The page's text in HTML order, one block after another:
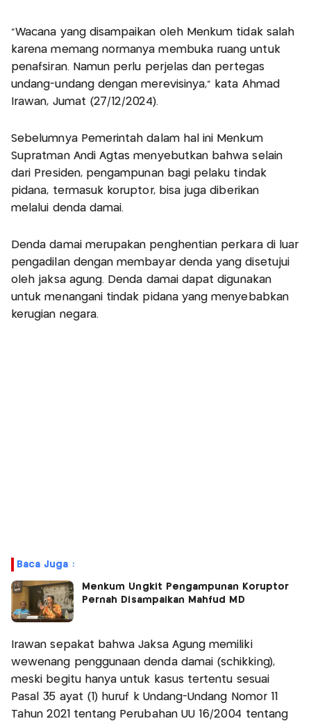
“Wacana yang disampaikan oleh Menkum tidak salah
karena memang normanya membuka ruang untuk
penafsiran. Namun perlu perjelas dan pertegas
undang-undang dengan merevisinya," kata Ahmad
Irawan, Jumat (27/12/2024).
Sebelumnya Pemerintah dalam hal ini Menkum
Supratman Andi Agtas menyebutkan bahwa selain
dari Presiden, pengampunan bagi pelaku tindak
pidana, termasuk koruptor, bisa juga diberikan
melalui denda damai.
Denda damai merupakan penghentian perkara di luar
pengadilan dengan membayar denda yang disetujui
oleh jaksa agung. Denda damai dapat digunakan
untuk menangani tindak pidana yang menyebabkan
kerugian negara.
Baca Juga :
Menkum Ungkit Pengampunan Koruptor
Pernah Disampaikan Mahfud MD
Irawan sepakat bahwa Jaksa Agung memiliki
wewenang penggunaan denda damai (schikking),
meski begitu hanya untuk kasus tertentu sesuai
Pasal 35 ayat (1) huruf k Undang-Undang Nomor 11
Tahun 2021 tentang Perubahan UU 16/2004 tentang